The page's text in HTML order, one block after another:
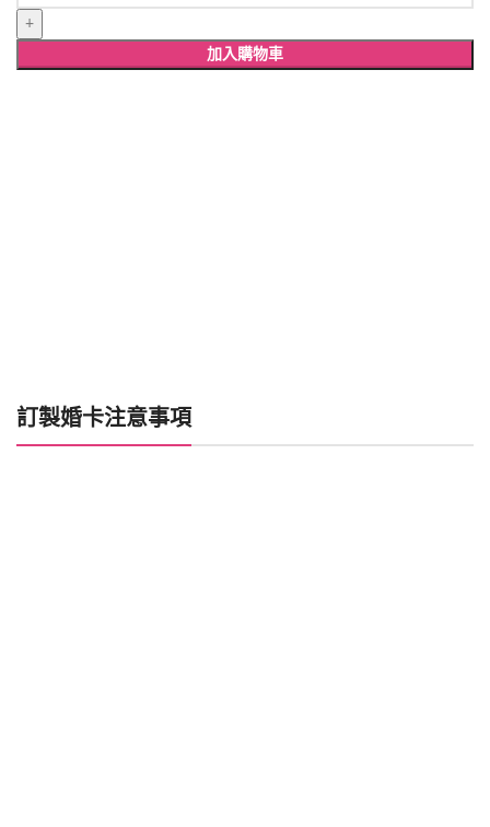
射
雕
刻
加入購物車
訂製婚卡注意事項